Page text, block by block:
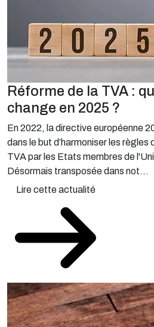
Réforme de la TVA :
change en 2025 ?
En 2022, la directive européenne
dans le but d’harmoniser les
TVA par les Etats membres de
Désormais transposée dans not...
Lire cette actualité